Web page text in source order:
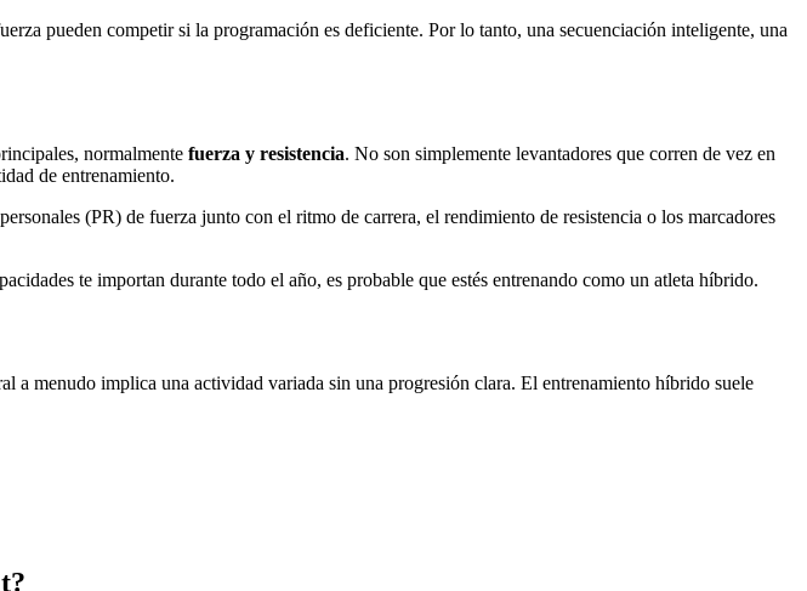
pueden competir si la programación es deficiente. Por lo tanto, una secuenciación inteligente, una
normalmente fuerza y resistencia. No son simplemente levantadores que corren de vez en
de entrenamiento.
(PR) de fuerza junto con el ritmo de carrera, el rendimiento de resistencia o los marcadores
te importan durante todo el año, es probable que estés entrenando como un atleta híbrido.
a menudo implica una actividad variada sin una progresión clara. El entrenamiento híbrido suele